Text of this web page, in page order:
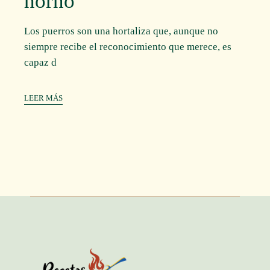
Los puerros son una hortaliza que, aunque no
siempre recibe el reconocimiento que merece, es
capaz d
LEER MÁS